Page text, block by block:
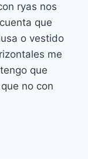
ryas nos
que
o vestido
me
que
no con